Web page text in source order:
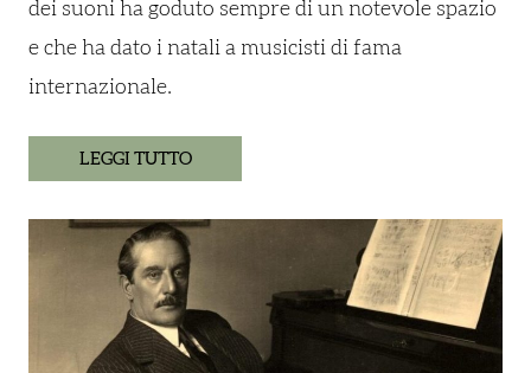
dei suoni ha goduto sempre di un notevole spazio
e che ha dato i natali a musicisti di fama
internazionale.
LEGGI TUTTO